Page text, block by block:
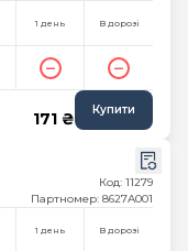
1 день В дорозі
171 ₴ Купити
Код: 11279
Партномер: 8627A001
1 день В дорозі